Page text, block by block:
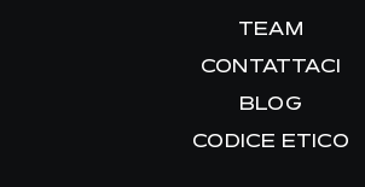
TEAM
CONTATTACI
BLOG
CODICE ETICO